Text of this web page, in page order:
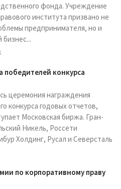
фонда. Учреждение
института призвано не
предпринимателя, но и
победителей конкурса
церемония награждения
конкурса годовых отчетов,
Московская биржа. Гран-
Никель, Россети
Холдинг, Русал и Северсталь
по корпоративному праву